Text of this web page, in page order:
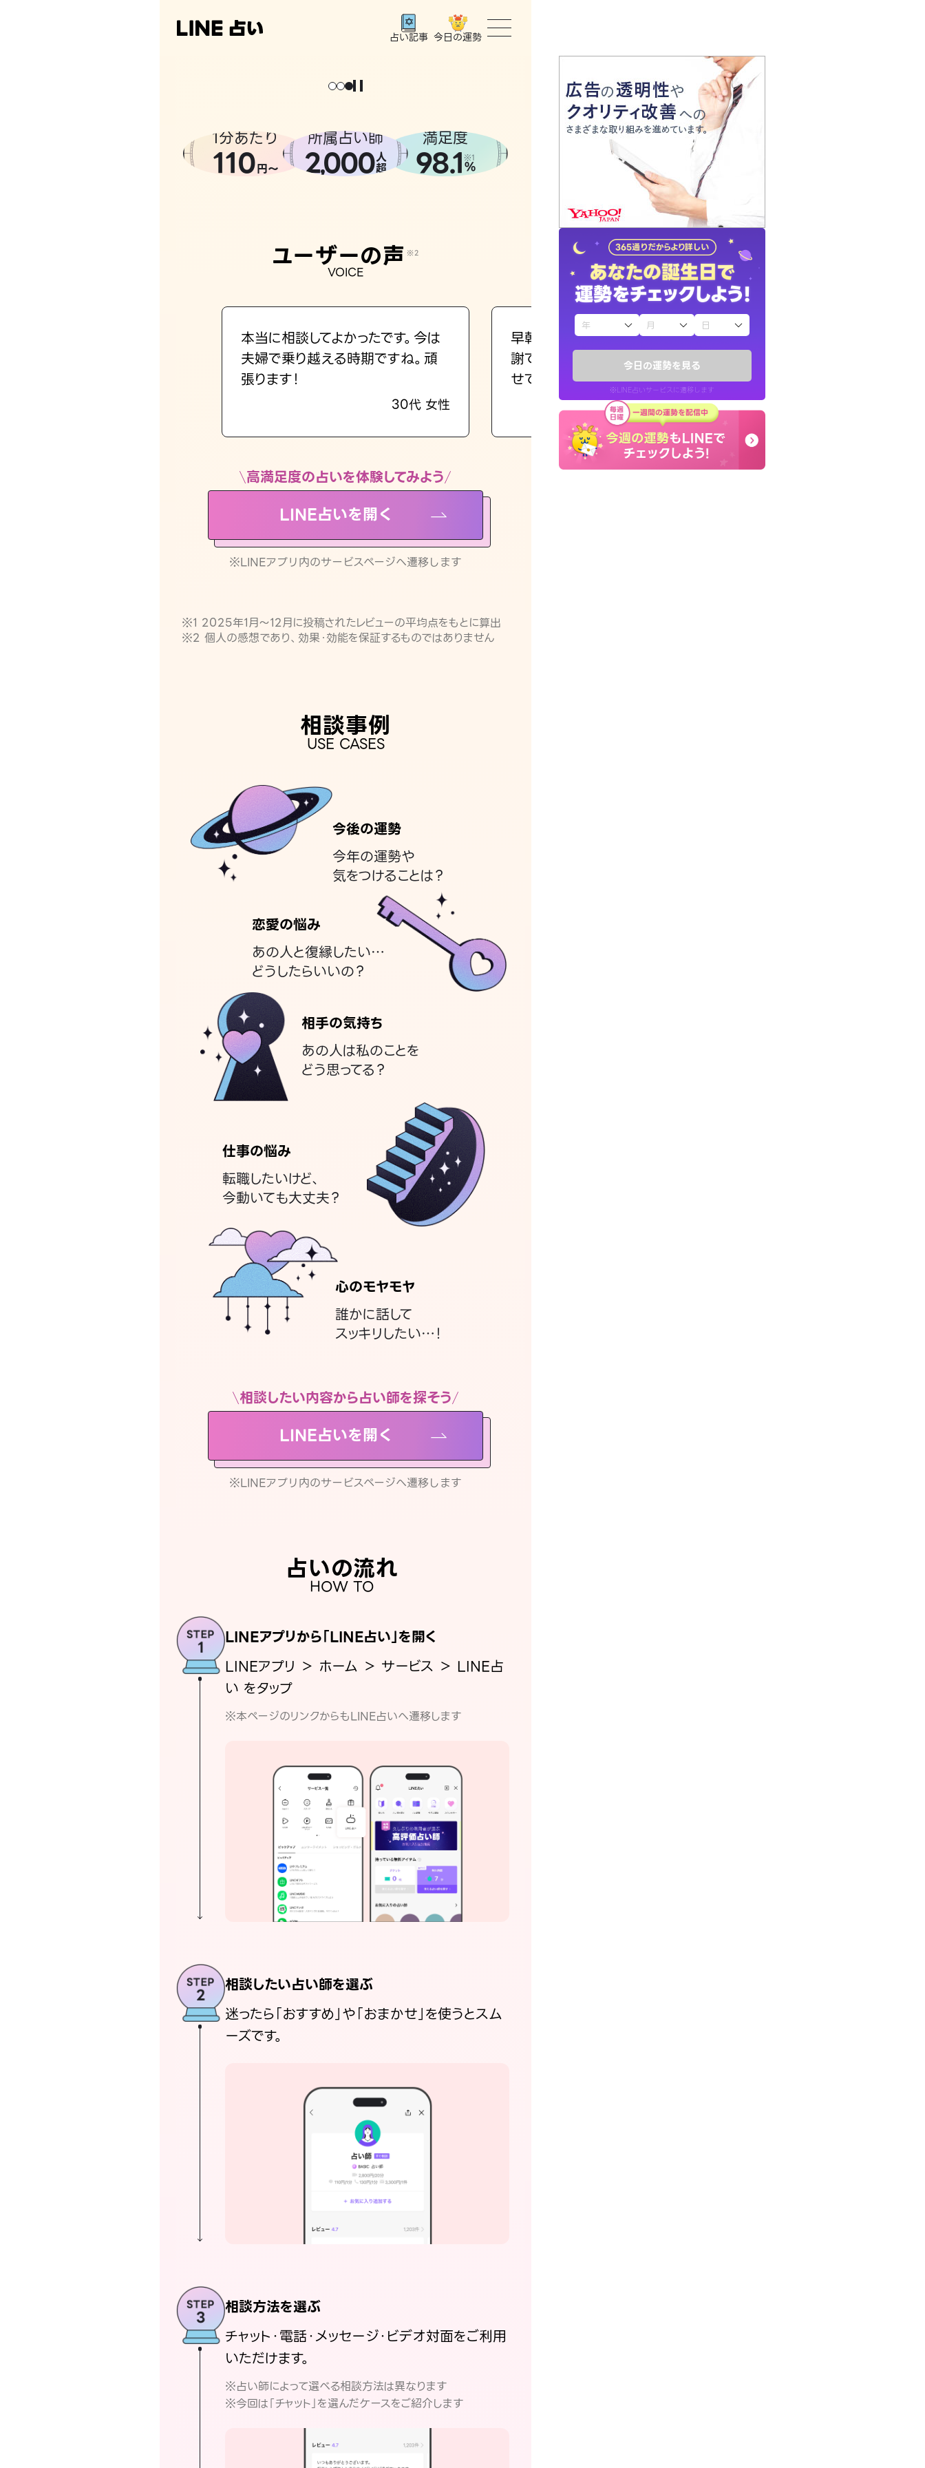
今日の運勢を見る
※LINE占いサービスに遷移します
占い記事 今日の運勢
トップ
ユーザーの声
占いの流れ
おすすめの占い師
よくある質問
えもじの子（占）12星座占い
お知らせ
1分あたり
110円〜
所属占い師
2,000人
超
満足度
98.1 ※1
%
ユーザーの声 ※2
VOICE
本当に相談してよかったです。今は
夫婦で乗り越える時期ですね。頑
張ります！
30代 女性
早朝にも関わらず鑑定いただき感
謝です。私のままでいいんだと思わ
せてくれます。
40代 女性
高満足度の占いを体験してみよう
LINE占いを開く
※LINEアプリ内のサービスページへ遷移します
※1 2025年1月〜12月に投稿されたレビューの平均点をもとに算出
※2 個人の感想であり、効果・効能を保証するものではありません
相談事例
USE CASES
今後の運勢
今年の運勢や
気をつけることは？
恋愛の悩み
あの人と復縁したい…
どうしたらいいの？
相手の気持ち
あの人は私のことを
どう思ってる？
仕事の悩み
転職したいけど、
今動いても大丈夫？
心のモヤモヤ
誰かに話して
スッキリしたい…！
相談したい内容から占い師を探そう
LINE占いを開く
※LINEアプリ内のサービスページへ遷移します
占いの流れ
HOW TO
LINEアプリから「LINE占い」を開く
LINEアプリ ＞ ホーム ＞ サービス ＞ LINE占
い をタップ
※本ページのリンクからもLINE占いへ遷移します
相談したい占い師を選ぶ
迷ったら「おすすめ」や「おまかせ」を使うとスム
ーズです。
相談方法を選ぶ
チャット・電話・メッセージ・ビデオ対面をご利用
いただけます。
※占い師によって選べる相談方法は異なります
※今回は「チャット」を選んだケースをご紹介します